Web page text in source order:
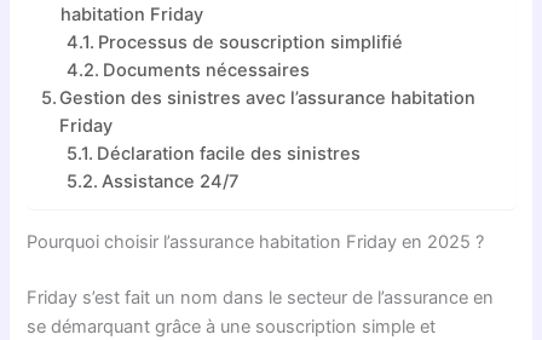
habitation Friday
Processus de souscription simplifié
Documents nécessaires
Gestion des sinistres avec l’assurance habitation
Friday
Déclaration facile des sinistres
Assistance 24/7
Pourquoi choisir l’assurance habitation Friday en 2025 ?
Friday s’est fait un nom dans le secteur de l’assurance en
se démarquant grâce à une souscription simple et